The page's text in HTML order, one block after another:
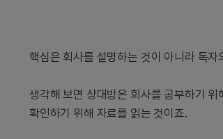
핵심은 회사를 설명하는 것이 아니라 독
생각해 보면 상대방은 회사를 공부하기
확인하기 위해 자료를 읽는 것이죠.